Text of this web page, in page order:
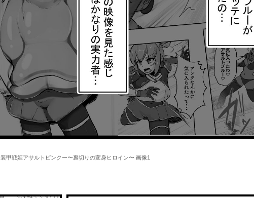
装甲戦姫アサルトピンクー〜裏切りの変身ヒロイン〜 画像1